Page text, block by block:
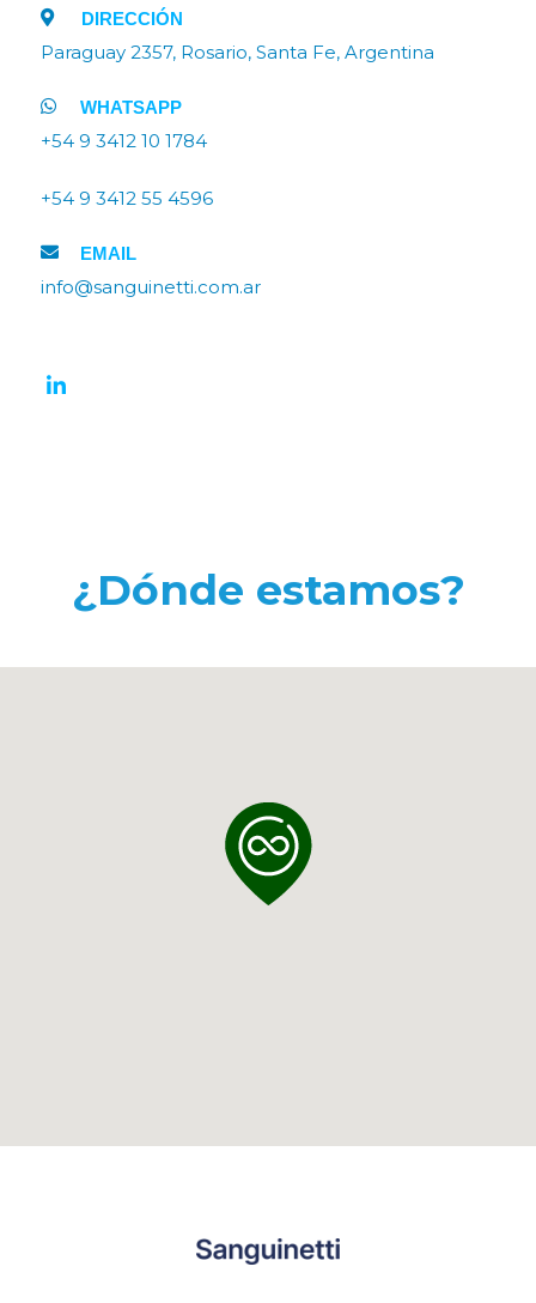
DIRECCIÓN
Paraguay 2357, Rosario, Santa Fe, Argentina
WHATSAPP
+54 9 3412 10 1784
+54 9 3412 55 4596
EMAIL
info@sanguinetti.com.ar
¿Dónde estamos?